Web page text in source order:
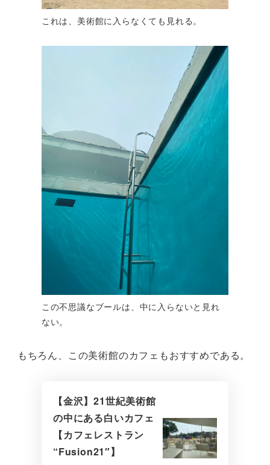
これは、美術館に入らなくても見れる。
この不思議なブールは、中に入らないと見れ
ない。
もちろん、この美術館のカフェもおすすめである。
【金沢】21世紀美術館
の中にある白いカフェ
【カフェレストラン
“Fusion21″】